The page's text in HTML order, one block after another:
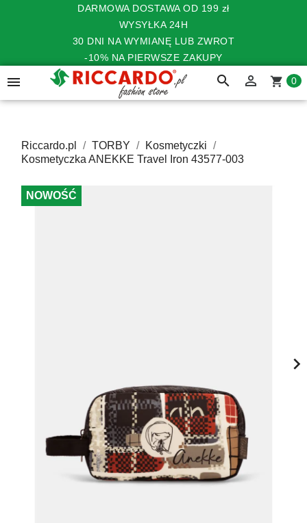
DARMOWA DOSTAWA OD 199 zł
WYSYŁKA 24H
30 DNI NA WYMIANĘ LUB ZWROT
-10% NA PIERWSZE ZAKUPY
 search  shopping_cart 0
Riccardo.pl TORBY
Kosmetyczki
Kosmetyczka ANEKKE Travel Iron 43577-003
NOWOŚĆ
